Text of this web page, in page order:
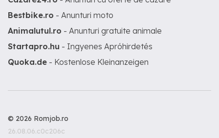
Bestbike.ro - Anunturi moto
Animalutul.ro - Anunturi gratuite animale
Startapro.hu - Ingyenes Apróhirdetés
Quoka.de - Kostenlose Kleinanzeigen
© 2026 Romjob.ro
26.08.06.c0c206c